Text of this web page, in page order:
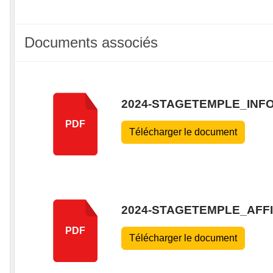
Documents associés
PDF
2024-
Télécharger le document
PDF
2024-
Télécharger le document